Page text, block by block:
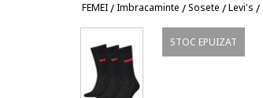
FEMEI/Imbracaminte /Sosete /Levi's /
STOC EPUIZAT